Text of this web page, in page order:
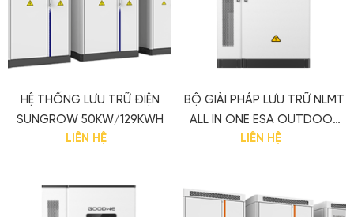
HỆ THỐNG LƯU TRỮ ĐIỆN
SUNGROW 50KW/129KWH
LIÊN HỆ
BỘ GIẢI PHÁP LƯU TRỮ NLMT
ALL IN ONE ESA OUTDOOR
CABINET 30KW/60KWH
LIÊN HỆ